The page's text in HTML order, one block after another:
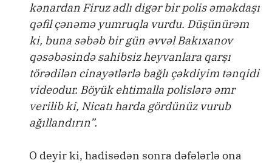
kənardan Firuz adlı digər bir polis əməkdaşı
qəfil çənəmə yumruqla vurdu. Düşünürəm
ki, buna səbəb bir gün əvvəl Bakıxanov
qəsəbəsində sahibsiz heyvanlara qarşı
törədilən cinayətlərlə bağlı çəkdiyim tənqidi
videodur. Böyük ehtimalla polislərə əmr
verilib ki, Nicatı harda gördünüz vurub
ağıllandırın”.
O deyir ki, hadisədən sonra dəfələrlə ona